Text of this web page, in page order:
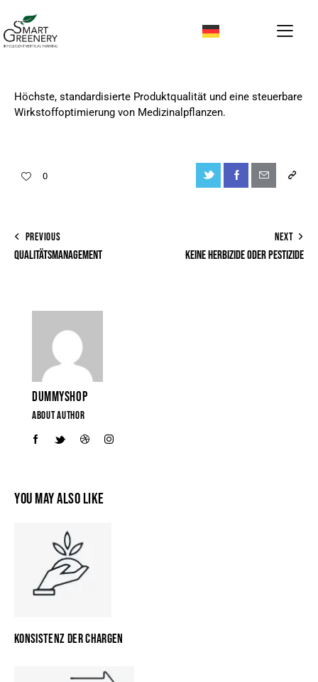
Höchste, standardisierte Produktqualität und eine steuerbare
Wirkstoffoptimierung von Medizinalpflanzen.
0
PREVIOUS
QUALITÄTSMANAGEMENT
NEXT
KEINE HERBIZIDE ODER PESTIZIDE
DUMMYSHOP
ABOUT AUTHOR
YOU MAY ALSO LIKE
KONSISTENZ DER CHARGEN